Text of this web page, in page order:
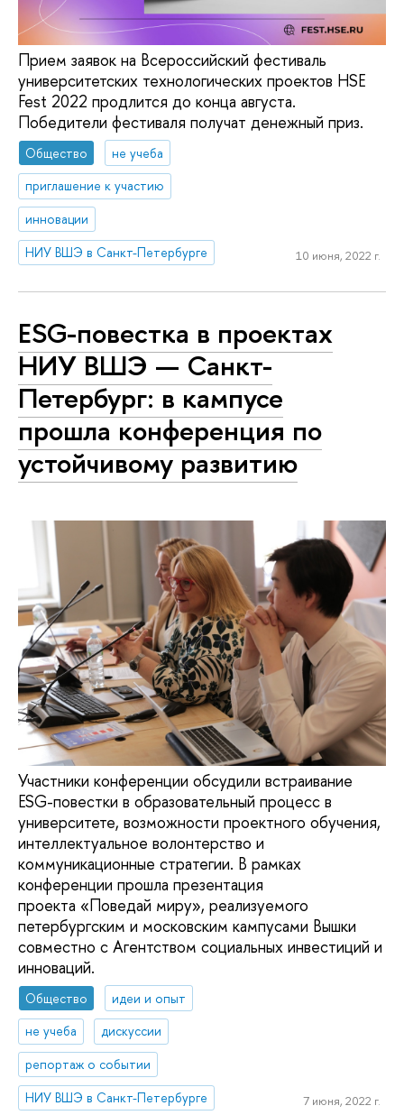
Прием заявок на Всероссийский фестиваль
университетских технологических проектов HSE
Fest 2022 продлится до конца августа.
Победители фестиваля получат денежный приз.
Общество
не учеба
приглашение к участию
инновации
НИУ ВШЭ в Санкт-Петербурге
10 июня, 2022 г.
ESG-повестка в проектах
НИУ ВШЭ — Санкт-
Петербург: в кампусе
прошла конференция по
устойчивому развитию
Участники конференции обсудили встраивание
ESG-повестки в образовательный процесс в
университете, возможности проектного обучения,
интеллектуальное волонтерство и
коммуникационные стратегии. В рамках
конференции прошла презентация
проекта «Поведай миру», реализуемого
петербургским и московским кампусами Вышки
совместно с Агентством социальных инвестиций и
инноваций.
Общество
идеи и опыт
не учеба
дискуссии
репортаж о событии
НИУ ВШЭ в Санкт-Петербурге
7 июня, 2022 г.